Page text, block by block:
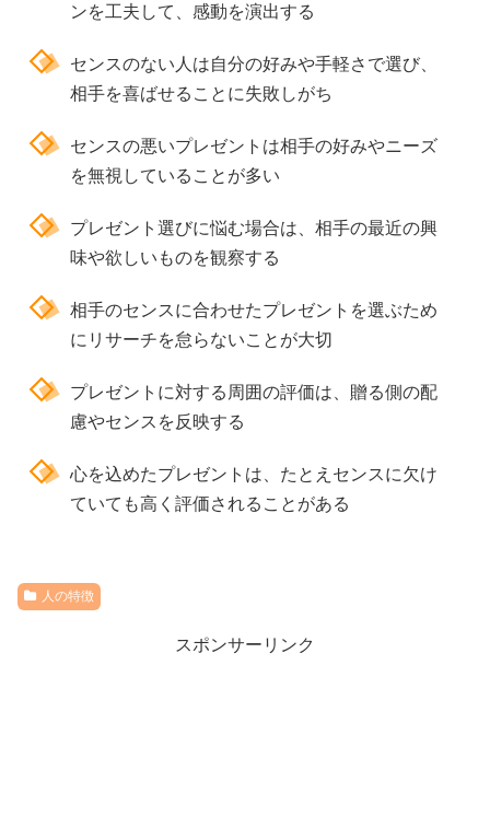
ンを工夫して、感動を演出する
センスのない人は自分の好みや手軽さで選び、
相手を喜ばせることに失敗しがち
センスの悪いプレゼントは相手の好みやニーズ
を無視していることが多い
プレゼント選びに悩む場合は、相手の最近の興
味や欲しいものを観察する
相手のセンスに合わせたプレゼントを選ぶため
にリサーチを怠らないことが大切
プレゼントに対する周囲の評価は、贈る側の配
慮やセンスを反映する
心を込めたプレゼントは、たとえセンスに欠け
ていても高く評価されることがある
人の特徴
スポンサーリンク